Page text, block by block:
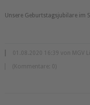
Unsere Geburtstagsjubilare im
01.08.2020 16:39 von MGV
(Kommentare: 0)